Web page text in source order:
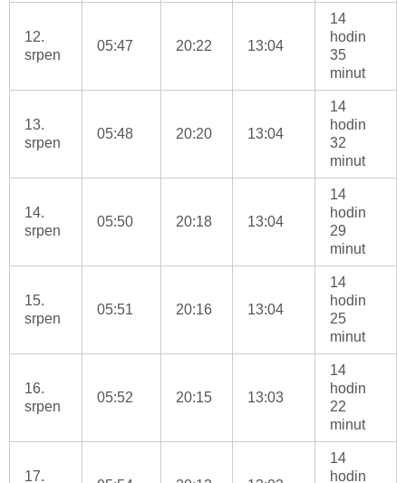
12.
srpen
05:47 20:22 13:04
14
hodin
35
minut
13.
srpen
05:48 20:20 13:04
14
hodin
32
minut
14.
srpen
05:50 20:18 13:04
14
hodin
29
minut
15.
srpen
05:51 20:16 13:04
14
hodin
25
minut
16.
srpen
05:52 20:15 13:03
14
hodin
22
minut
17.
14
hodin